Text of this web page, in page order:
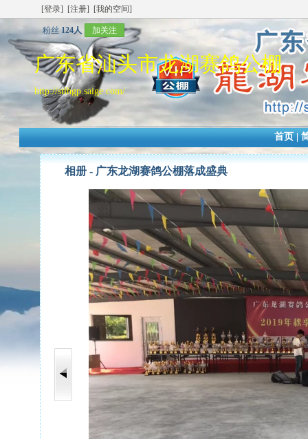
[登录] [注册] [我的空间]
粉丝124人 加关注
广东省汕头市龙湖赛鸽公棚
http://stlhgp.saige.com/
首页|
相册 - 广东龙湖赛鸽公棚落成盛典